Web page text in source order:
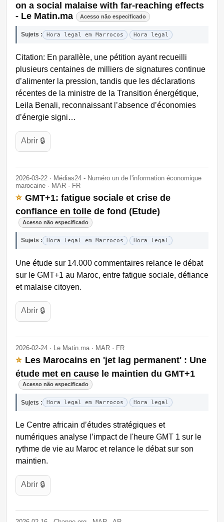
on a social malaise with far-reaching effects
- Le Matin.ma
Acesso não especificado
Sujets : Hora legal em Marrocos Hora legal
Citation: En parallèle, une pétition ayant recueilli
plusieurs centaines de milliers de signatures continue
d’alimenter la pression, tandis que les déclarations
récentes de la ministre de la Transition énergétique,
Leila Benali, reconnaissant l’absence d’économies
d’énergie signi…
Abrir 🔒
2026-03-22 · Médias24 - Numéro un de l'information économique
marocaine · MAR · FR
⭐ GMT+1: fatigue sociale et crise de
confiance en toile de fond (Etude)
Acesso não especificado
Sujets : Hora legal em Marrocos Hora legal
Une étude sur 14.000 commentaires relance le débat
sur le GMT+1 au Maroc, entre fatigue sociale, défiance
et malaise citoyen.
Abrir 🔒
2026-02-24 · Le Matin.ma · MAR · FR
⭐ Les Marocains en 'jet lag permanent' : Une
étude met en cause le maintien du GMT+1
Acesso não especificado
Sujets : Hora legal em Marrocos Hora legal
Le Centre africain d’études stratégiques et
numériques analyse l’impact de l'heure GMT 1 sur le
rythme de vie au Maroc et relance le débat sur son
maintien.
Abrir 🔒